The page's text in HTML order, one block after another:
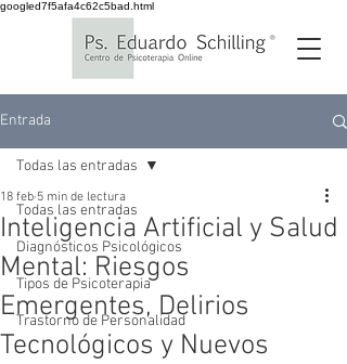
googled7f5afa4c62c5bad.html
Entrada
Todas las entradas
Diagnósticos Psicológicos
Tipos de Psicoterapia
Trastorno de Personalidad
Todas las entradas
Inteligencia Artificial y Salud
Mental: Riesgos
Emergentes, Delirios
Tecnológicos y Nuevos
18 feb 5 min de lectura